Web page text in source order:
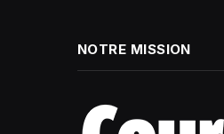
NOTRE MISSION